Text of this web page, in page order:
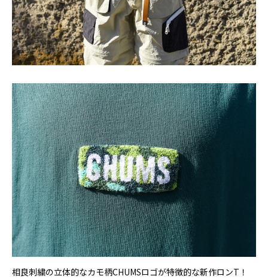
相良刺繍の立体的なカモ柄CHUMSロゴが特徴的な新作ロンT！